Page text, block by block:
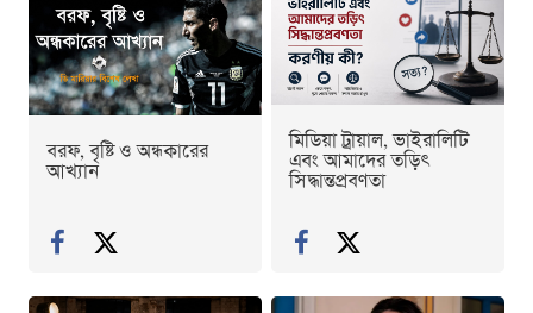
বরফ, বৃষ্টি ও অন্ধকারের
আখ্যান
মিডিয়া ট্রায়াল, ভাইরালিটি
এবং আমাদের তড়িৎ
সিদ্ধান্তপ্রবণতা